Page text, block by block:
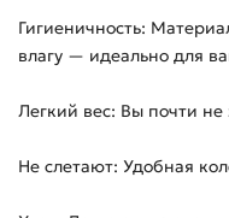
Гигиеничность:
влагу — идеально для
Легкий вес: Вы почти не
Не слетают: Удобная